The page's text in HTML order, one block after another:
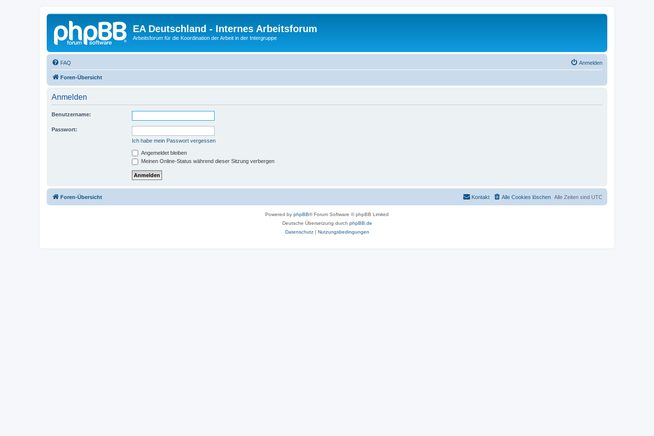
EA Deutschland - Internes Arbeitsforum
Arbeitsforum für die Koordination der Arbeit in der Intergruppe
FAQ Anmelden
Foren-Übersicht
Anmelden
Benutzername:
Passwort:
Ich habe mein Passwort vergessen
Angemeldet bleiben
Meinen Online-Status während dieser Sitzung verbergen
Foren-Übersicht Alle Zeiten sind UTC
Alle Cookies löschen
Kontakt
Powered by phpBB® Forum Software © phpBB Limited
Deutsche Übersetzung durch phpBB.de
Datenschutz| Nutzungsbedingungen